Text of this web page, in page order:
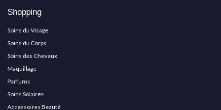
Shopping
Soins du Visage
Soins du Corps
Soins des Cheveux
Maquillage
Parfums
Soins Solaires
Accessoires Beauté